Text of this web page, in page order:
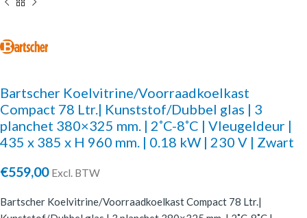
Bartscher Koelvitrine/Voorraadkoelkast
Compact 78 Ltr.| Kunststof/Dubbel glas | 3
planchet 380×325 mm. | 2˚C-8˚C | Vleugeldeur |
435 x 385 x H 960 mm. | 0.18 kW | 230 V | Zwart
€559,00 Excl. BTW
Bartscher Koelvitrine/Voorraadkoelkast Compact 78 Ltr.|